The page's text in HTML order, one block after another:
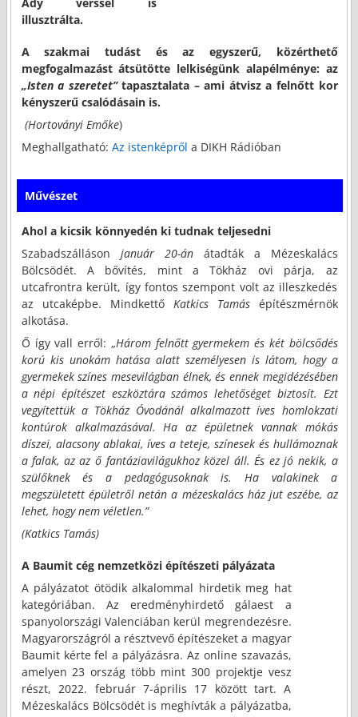
illusztrálta.
A szakmai tudást és az egyszerű, közérthető
megfogalmazást átsütötte lelkiségünk alapélménye: az
„Isten a szeretet”tapasztalata – ami átvisz a felnőtt kor
kényszerű csalódásain is.
(Hortoványi Emőke)
Meghallgatható: Az istenképről a DIKH Rádióban
Művészet
Ahol a kicsik könnyedén ki tudnak teljesedni
Szabadszálláson január 20-ánátadták a Mézeskalács
Bölcsödét. A bővítés, mint a Tökház ovi párja, az
utcafrontra került, így fontos szempont volt az illeszkedés
az utcaképbe. Mindkettő Katkics Tamásépítészmérnök
alkotása.
Ő így vall erről: „Három felnőtt gyermekem és két bölcsődés
korú kis unokám hatása alatt személyesen is látom, hogy a
gyermekek színes mesevilágban élnek, és ennek megidézésében
a népi építészet eszköztára számos lehetőséget biztosít. Ezt
vegyítettük a Tökház Óvodánál alkalmazott íves homlokzati
kontúrok alkalmazásával. Ha az épületnek vannak mókás
díszei, alacsony ablakai, íves a teteje, színesek és hullámoznak
a falak, az az ő fantáziavilágukhoz közel áll. És ez jó nekik, a
szülőknek és a pedagógusoknak is. Ha valakinek a
megszületett épületről netán a mézeskalács ház jut eszébe, az
lehet, hogy nem véletlen.”
(Katkics Tamás)
A Baumit cég nemzetközi építészeti pályázata
A pályázatot ötödik alkalommal hirdetik meg hat
kategóriában. Az eredményhirdető gálaest a
spanyolországi Valenciában kerül megrendezésre.
Magyarországról a résztvevő építészeket a magyar
Baumit kérte fel a pályázásra. Az online szavazás,
amelyen 23 ország több mint 300 projektje vesz
részt, 2022. február 7-április 17 között tart. A
Mézeskalács Bölcsödét is meghívták a pályázatba,